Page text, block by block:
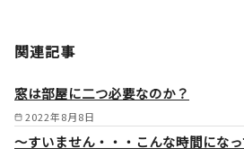
市/箕面市/池田市/
市/伊丹市/尼崎市
市/島本町/大山崎
関連記事
2022年8月8日
窓は部屋に二つ必要なのか？
～すいません・・・こんな時間にな